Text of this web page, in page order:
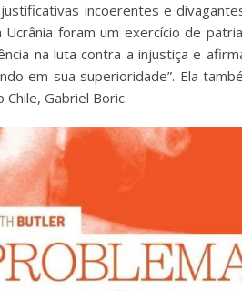
justificativas incoerentes e
Ucrânia foram um exercício de
na luta contra a injustiça e
em sua superioridade”. Ela
Chile, Gabriel Boric.